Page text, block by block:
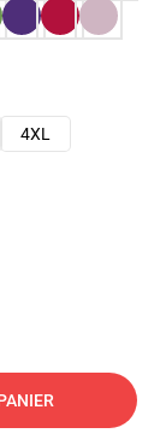
4XL